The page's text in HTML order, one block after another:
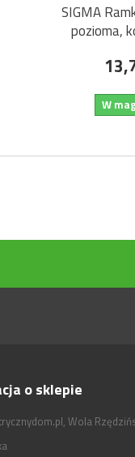
SIGMA
pozioma,
W
o sklepie
Wola